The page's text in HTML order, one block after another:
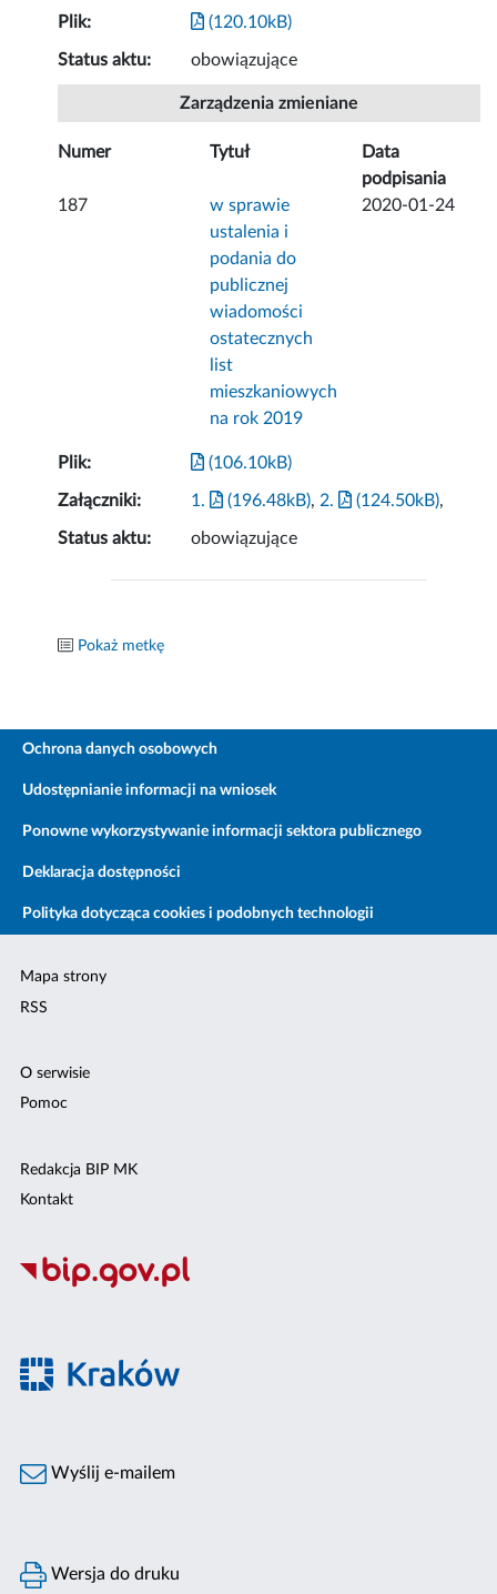
Plik: (120.10kB)
Status aktu: obowiązujące
Zarządzenia zmieniane
Numer Tytuł
Data
podpisania
187
w sprawie
ustalenia i
podania do
publicznej
wiadomości
ostatecznych
list
mieszkaniowych
na rok 2019
2020-01-24
Plik: (106.10kB)
Załączniki: 1. (196.48kB), 2. (124.50kB),
Status aktu: obowiązujące
Pokaż metkę
Ochrona danych osobowych
Udostępnianie informacji na wniosek
Ponowne wykorzystywanie informacji sektora publicznego
Deklaracja dostępności
Polityka dotycząca cookies i podobnych technologii
Mapa strony
RSS
O serwisie
Pomoc
Redakcja BIP MK
Kontakt
Wyślij e-mailem
Wersja do druku